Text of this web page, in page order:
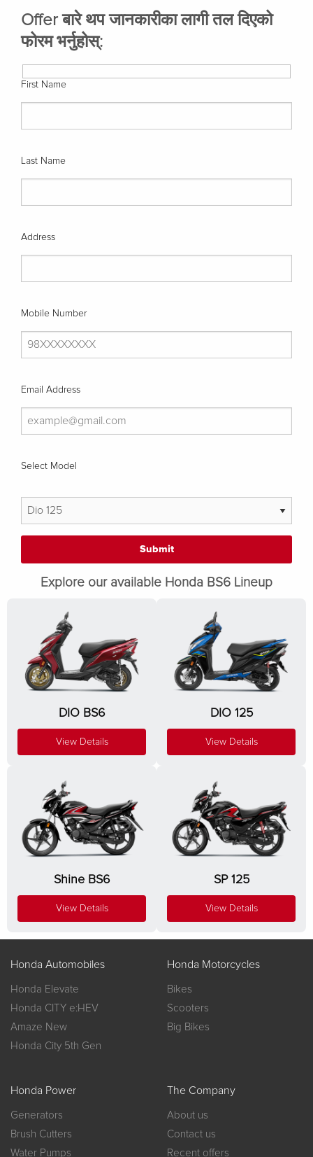
Offer बारे थप जानकारीका लागी तल दिएको
फोरम भर्नुहोस्:
First Name
Last Name
Address
Mobile Number
Email Address
Select Model
Explore our available Honda BS6 Lineup
DIO BS6
View Details
DIO 125
View Details
Shine BS6
View Details
SP 125
View Details
Honda Automobiles
Honda Elevate
Honda CITY e:HEV
Amaze New
Honda City 5th Gen
Honda Motorcycles
Bikes
Scooters
Big Bikes
Honda Power
Generators
Brush Cutters
Water Pumps
The Company
About us
Contact us
Recent offers